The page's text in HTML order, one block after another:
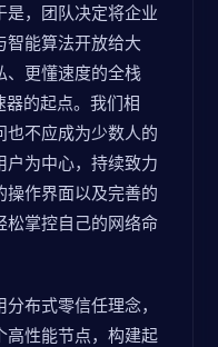
是，团队决定将企业
智能算法开放给大
、更懂速度的全栈
器的起点。我们相
也不应成为少数人的
户为中心，持续致力
操作界面以及完善的
松掌控自己的网络命
布式零信任理念，
高性能节点，构建起